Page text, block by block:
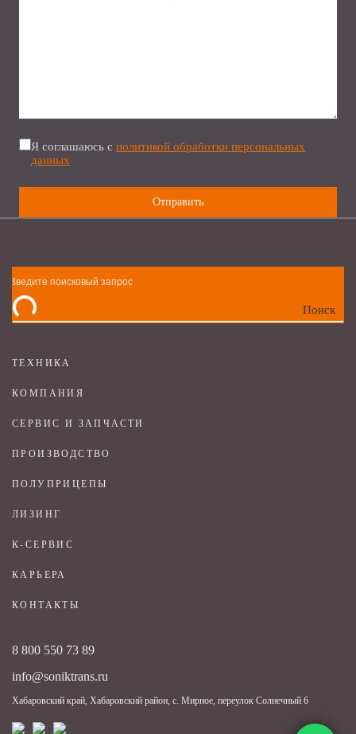
Я соглашаюсь с политикой обработки персональных
данных
8 800 550 73 89
info@soniktrans.ru
Хабаровский край, Хабаровский район, с. Мирное, переулок Солнечный 6
ТЕХНИКА
КОМПАНИЯ
СЕРВИС И ЗАПЧАСТИ
ПРОИЗВОДСТВО
ПОЛУПРИЦЕПЫ
ЛИЗИНГ
К-СЕРВИС
КАРЬЕРА
КОНТАКТЫ
Поиск